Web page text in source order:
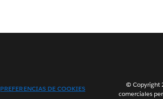
PREFERENCIAS DE COOKIES
© Copyright
comerciales